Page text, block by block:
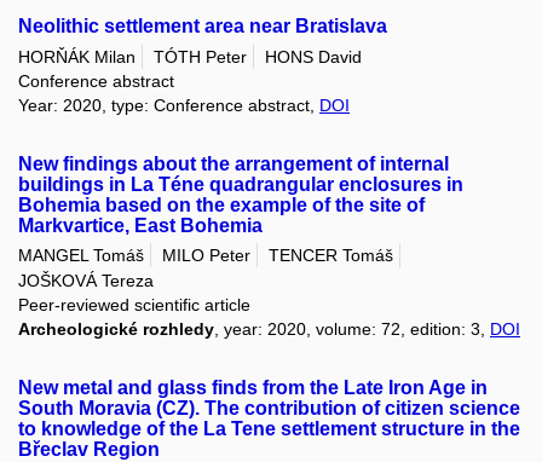
Neolithic settlement area near Bratislava
HORŇÁK Milan TÓTH Peter
HONS David
Conference abstract
Year: 2020, type: Conference abstract, DOI
New findings about the arrangement of internal
buildings in La Téne quadrangular enclosures in
Bohemia based on the example of the site of
Markvartice, East Bohemia
MANGEL Tomáš MILO Peter
TENCER Tomáš
JOŠKOVÁ Tereza
Peer-reviewed scientific article
Archeologické rozhledy, year: 2020, volume: 72, edition: 3, DOI
New metal and glass finds from the Late Iron Age in
South Moravia (CZ). The contribution of citizen science
to knowledge of the La Tene settlement structure in the
Břeclav Region